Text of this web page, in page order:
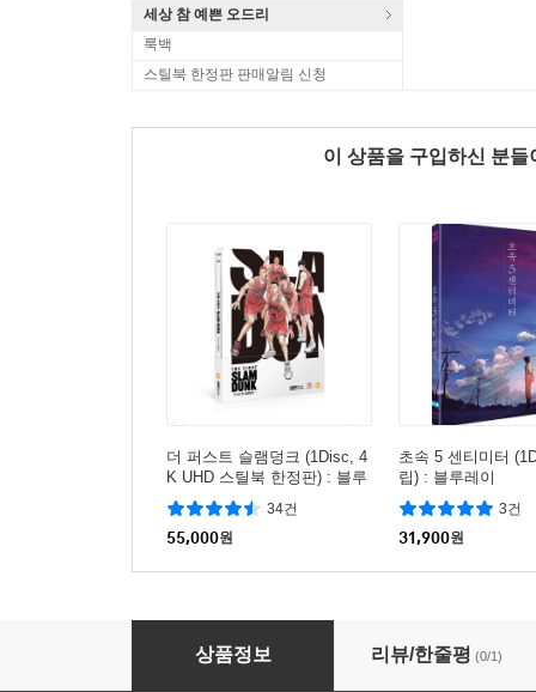
세상 참 예쁜 오드리
룩백
스틸북 한정판 판매알림 신청
이 상품을 구입하신 분
더 퍼스트 슬램덩크 (1Disc, 4
K UHD 스틸북 한정판) : 블루
레이
34건
55,000원
초속 5 센티미터
립) : 블루레이
3건
31,900원
신카이 마코토: 3 MOVIE COLLECTION 박스
상품정보 리뷰/한줄평 (0/1)